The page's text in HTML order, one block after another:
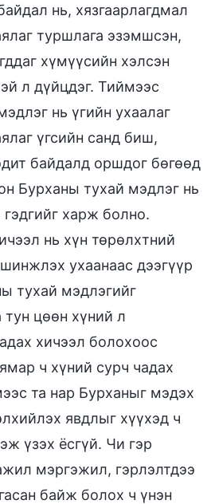
нь, хязгаарлагдмал
туршлага эзэмшсэн,
хүмүүсийн хэлсэн
л дүйцдэг. Тиймээс
нь үгийн ухаалаг
үгсийн санд биш,
байдалд оршдог бөгөөд
Бурханы тухай мэдлэг нь
гэдгийг харж болно.
нь хүн төрөлхтний
ухаанаас дээгүүр
тухай мэдлэгийг
цөөн хүний л
хичээл болохоос
ч хүний сурч чадах
та нар Бурханыг мэдэх
явдлыг хүүхэд ч
үзэх ёсгүй. Чи гэр
мэргэжил, гэрлэлтдээ
байж болох ч үнэн